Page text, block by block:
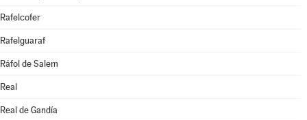
Rafelcofer
Rafelguaraf
Ráfol de Salem
Real
Real de Gandía